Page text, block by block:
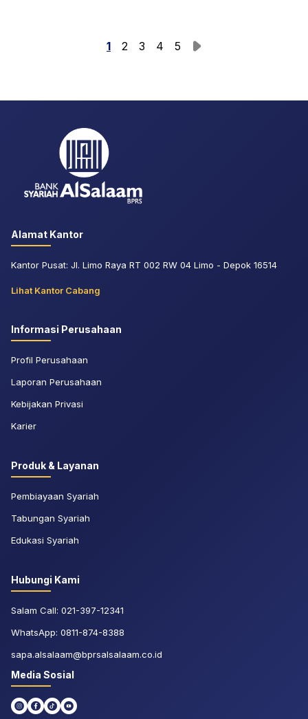
1 2 3 4 5
Alamat Kantor
Kantor Pusat: Jl. Limo Raya RT 002 RW 04 Limo - Depok 16514
Lihat Kantor Cabang
Informasi Perusahaan
Profil Perusahaan
Laporan Perusahaan
Kebijakan Privasi
Karier
Produk & Layanan
Pembiayaan Syariah
Tabungan Syariah
Edukasi Syariah
Hubungi Kami
Salam Call: 021-397-12341
WhatsApp: 0811-874-8388
sapa.alsalaam@bprsalsalaam.co.id
Media Sosial